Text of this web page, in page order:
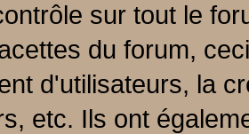
sur tout le
du forum,
d'utilisateurs, la
etc. Ils ont